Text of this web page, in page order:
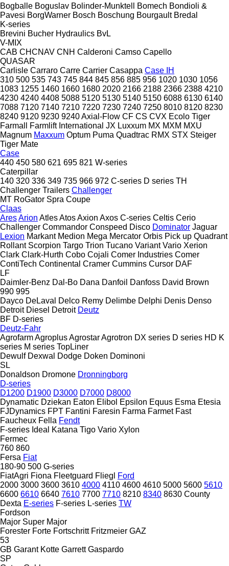
Bogballe Boguslav Bolinder-Munktell Bomech Bondioli &
Pavesi BorgWarner Bosch Boschung Bourgault Bredal
K-series
Brevini Bucher Hydraulics BvL
V-MIX
CAB CHCNAV CNH Calderoni Camso Capello
QUASAR
Carlisle Carraro Carre Carrier Casappa Case IH
310 500 535 743 745 844 845 856 885 956 1020 1030 1056
1083 1255 1460 1660 1680 2020 2166 2188 2366 2388 4210
4230 4240 4408 5088 5120 5130 5140 5150 6088 6130 6140
7088 7120 7140 7210 7220 7230 7240 7250 8010 8120 8230
8240 9120 9230 9240Axial-Flow CF CS CVX Ecolo Tiger
Farmall
Farmlift International JX Luxxum MX MXM MXU
Magnum Maxxum Optum Puma Quadtrac RMX STX Steiger
Tiger Mate
Case
440 450 580 621 695 821 W-series
Caterpillar
140 320 336 349 735 966 972 C-series D series TH
Challenger Trailers Challenger
MT RoGator Spra Coupe
Claas
AresArion AtlesAtosAxion Axos C-series Celtis Cerio
Challenger Commandor Conspeed Disco Dominator Jaguar
Lexion Markant Medion Mega Mercator Orbis Pick up Quadrant
Rollant Scorpion Targo Trion Tucano Variant Vario Xerion
Clark Clark-Hurth Cobo Cojali Comer Industries Comer
ContiTech Continental Cramer Cummins Cursor DAF
LF
Daimler-Benz Dal-Bo Dana Danfoil Danfoss David Brown
990 995
Dayco DeLaval Delco Remy Delimbe Delphi Denis Denso
Detroit Diesel Detroit Deutz
BF D-series
Deutz-Fahr
AgrofarmAgroplusAgrostarAgrotron DX series D series HD K
series M series TopLiner
Dewulf Dexwal Dodge Doken Dominoni
SL
Donaldson Dromone Dronningborg
D-series
D1200 D1900 D3000 D7000 D8000
Dynamatic Dziekan Eaton Elibol Epsilon Equus Esma Etesia
FJDynamics FPT Fantini Faresin Farma Farmet Fast
Faucheux Fella Fendt
F-series Ideal Katana Tigo Vario Xylon
Fermec
760 860
Fersa Fiat
180-90 500 G-series
FiatAgri Fiona Fleetguard Fliegl
Ford
2000 3000 3600 3610 4000 4110 4600 4610 5000 5600 5610
6600 6610 6640 7610 7700 7710 8210 8340 8630 County
Dexta E-series F-series L-series TW
Fordson
Major Super Major
Forester Forte Fortschritt Fritzmeier GAZ
53
GB Garant Kotte Garrett Gaspardo
SP